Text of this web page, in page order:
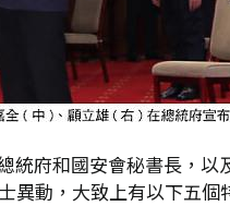
府和國安會秘書長，
動，大致上有以下五